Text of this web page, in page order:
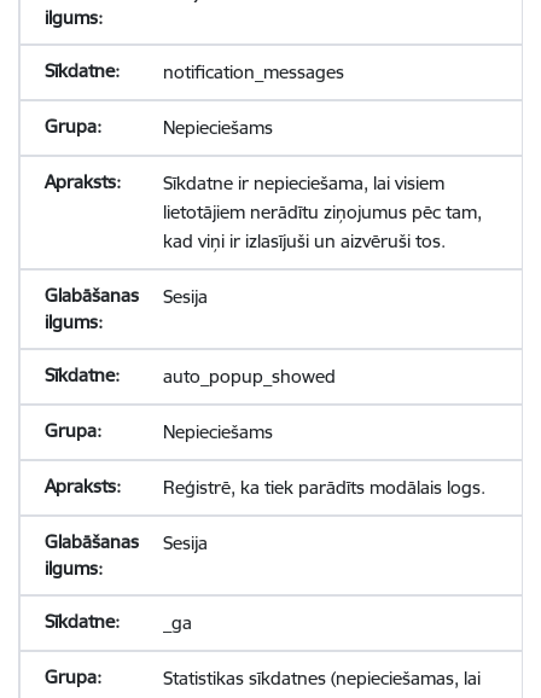
notification_messages
Nepieciešams
Sīkdatne ir nepieciešama, lai visiem
lietotājiem nerādītu ziņojumus pēc tam,
kad viņi ir izlasījuši un aizvēruši tos.
Sesija
auto_popup_showed
Nepieciešams
Reģistrē, ka tiek parādīts modālais logs.
Sesija
_ga
Statistikas sīkdatnes (nepieciešamas, lai